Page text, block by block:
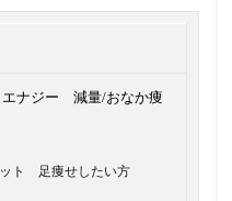
エナジー 減量/おなか痩
ト 足痩せしたい方